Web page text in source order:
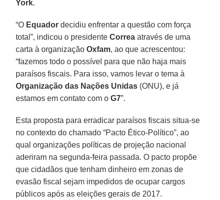
York.
“O Equador decidiu enfrentar a questão com força
total”, indicou o presidenteCorrea através de uma
carta à organizaçãoOxfam, ao que acrescentou:
“fazemos todo o possível para que não haja mais
paraísos fiscais. Para isso, vamos levar o tema à
Organização das Nações Unidas (ONU), e já
estamos em contato com oG7”.
Esta proposta para erradicar paraísos fiscais situa-se
no contexto do chamado “Pacto Ético-Político”, ao
qual organizações políticas de projeção nacional
aderiram na segunda-feira passada. O pacto propõe
que cidadãos que tenham dinheiro em zonas de
evasão fiscal sejam impedidos de ocupar cargos
públicos após as eleições gerais de 2017.